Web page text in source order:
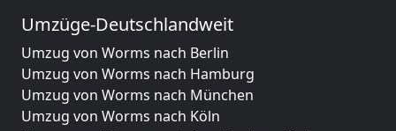
Umzüge-Deutschlandweit
Umzug von Worms nach Berlin
Umzug von Worms nach Hamburg
Umzug von Worms nach München
Umzug von Worms nach Köln